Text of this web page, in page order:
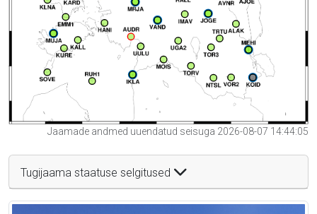
Jaamade andmed uuendatud seisuga 2026-08-07 14:44:05
Tugijaama staatuse selgitused